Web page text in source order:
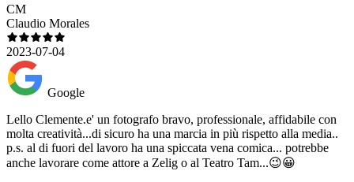
CM
Claudio Morales
2023-07-04
Google
Lello Clemente.e' un fotografo bravo, professionale, affidabile con
molta creatività...di sicuro ha una marcia in più rispetto alla media..
p.s. al di fuori del lavoro ha una spiccata vena comica... potrebbe
anche lavorare come attore a Zelig o al Teatro Tam...😉😀